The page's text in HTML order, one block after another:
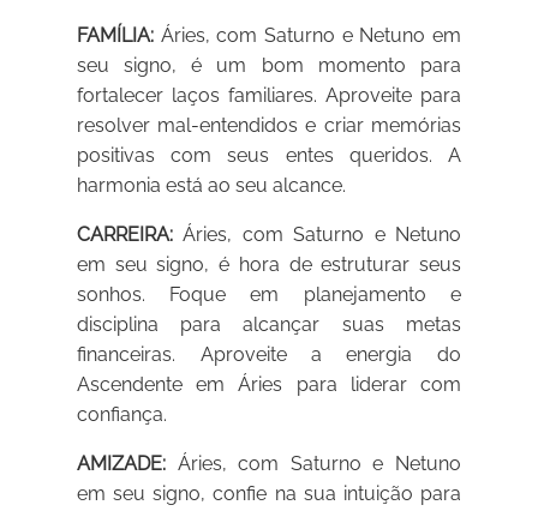
FAMÍLIA: Áries, com Saturno e Netuno em
seu signo, é um bom momento para
fortalecer laços familiares. Aproveite para
resolver mal-entendidos e criar memórias
positivas com seus entes queridos. A
harmonia está ao seu alcance.
CARREIRA: Áries, com Saturno e Netuno
em seu signo, é hora de estruturar seus
sonhos. Foque em planejamento e
disciplina para alcançar suas metas
financeiras. Aproveite a energia do
Ascendente em Áries para liderar com
confiança.
AMIZADE: Áries, com Saturno e Netuno
em seu signo, confie na sua intuição para